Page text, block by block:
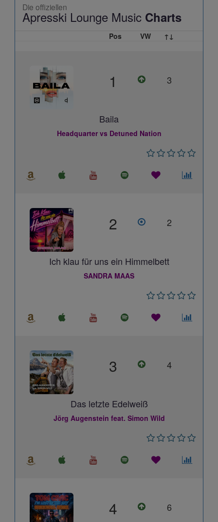
Die offiziellen
Apresski Lounge Music Charts
Pos VW ↑↓
1 3
Baila
Headquarter vs Detuned Nation
2 2
Ich klau für uns ein Himmelbett
SANDRA MAAS
3 4
Das letzte Edelweiß
Jörg Augenstein feat. Simon Wild
4 6